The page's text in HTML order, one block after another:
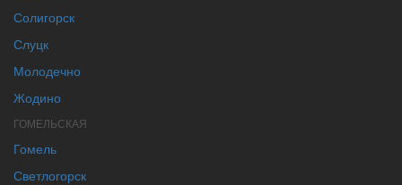
Солигорск
Слуцк
Молодечно
Жодино
ГОМЕЛЬСКАЯ
Гомель
Светлогорск